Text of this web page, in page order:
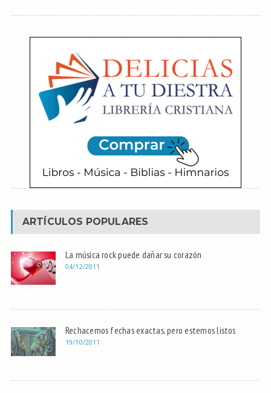
ARTÍCULOS POPULARES
La música rock puede dañar su corazón
04/12/2011
Rechacemos fechas exactas, pero estemos listos
19/10/2011